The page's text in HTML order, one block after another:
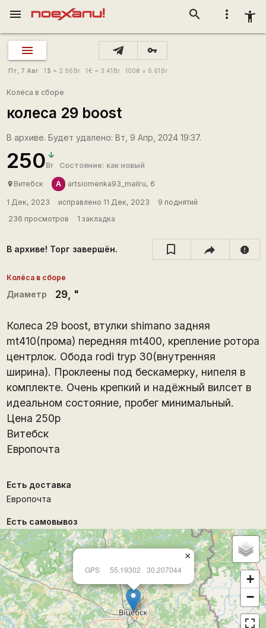
more_vert accessibility_new
search
menu
vpn_key
Пт, 7 Авг 1 $ = 2.96 Br 1€ = 3.41 Br 100₴ = 6.61 Br
Колёса в сборе
колеса 29 boost
В архиве. Будет удалено: Вт, 9 Апр, 2024 19:37.
250Br Состояние: как новый
place Витебск A artsiomenka93_mailru, 6
1 Дек, 2023 исправлено 11 Дек, 2023
9 поднятий
236 просмотров
1 закладка
В архиве! Торг завершён. report
Колёса в сборе
Диаметр 29, "
Колеса 29 boost, втулки shimano задняя
mt410(прома) передняя mt400, крепление ротора
центрлок. Обода rodi tryp 30(внутренняя
ширина). Проклеены под бескамерку, нипеля в
комплекте. Очень крепкий и надёжный вилсет в
идеальном состояние, пробег минимальный.
Цена 250р
Витебск
Европочта
Есть доставка
Европочта
Есть самовывоз
GPS 55.19302 30.207044
×
+
−